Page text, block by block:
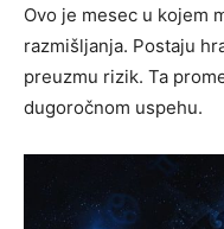
Ovo je mesec u kojem
razmišljanja. Postaju
preuzmu rizik. Ta
dugoročnom uspehu.